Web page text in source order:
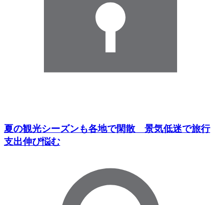
夏の観光シーズンも各地で閑散 景気低迷で旅行
支出伸び悩む